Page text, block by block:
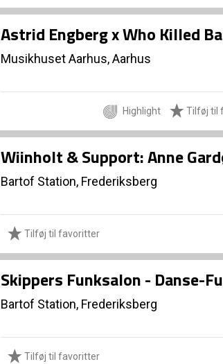
Astrid Engberg x Who Killed
Musikhuset Aarhus, Aarhus
Highlight Tilføj til
Wiinholt & Support: Anne
Bartof Station, Frederiksberg
Tilføj til favoritter
Skippers Funksalon - Danse-
Bartof Station, Frederiksberg
Tilføj til favoritter